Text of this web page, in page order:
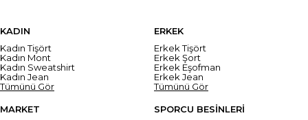
KADIN
Kadın Tişört
Kadın Mont
Kadın Sweatshirt
Kadın Jean
Tümünü Gör
ERKEK
Erkek Tişört
Erkek Şort
Erkek Eşofman
Erkek Jean
Tümünü Gör
MARKET
SPORCU BESİNLERİ